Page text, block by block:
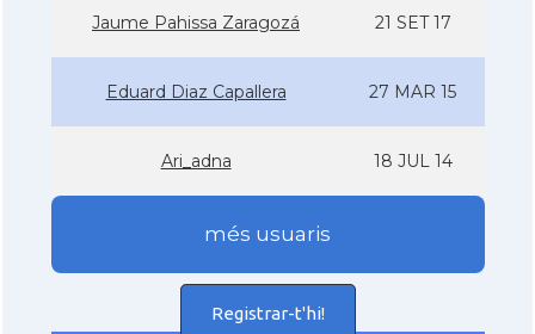
Jaume Pahissa Zaragozá 21 SET 17
Eduard Diaz Capallera 27 MAR 15
Ari_adna 18 JUL 14
més usuaris
Registrar-t'hi!